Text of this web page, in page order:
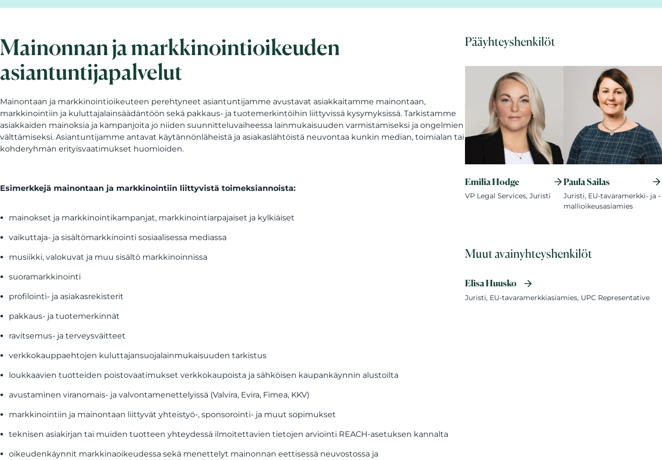
Mainonnan ja markkinointioikeuden
asiantuntijapalvelut
Mainontaan ja markkinointioikeuteen perehtyneet asiantuntijamme avustavat asiakkaitamme mainontaan,
markkinointiin ja kuluttajalainsäädäntöön sekä pakkaus- ja tuotemerkintöihin liittyvissä kysymyksissä. Tarkistamme
asiakkaiden mainoksia ja kampanjoita jo niiden suunnitteluvaiheessa lainmukaisuuden varmistamiseksi ja ongelmien
välttämiseksi. Asiantuntijamme antavat käytännönläheistä ja asiakaslähtöistä neuvontaa kunkin median, toimialan tai
kohderyhmän erityisvaatimukset huomioiden.
Esimerkkejä mainontaan ja markkinointiin liittyvistä toimeksiannoista:
mainokset ja markkinointikampanjat, markkinointiarpajaiset ja kylkiäiset
vaikuttaja- ja sisältömarkkinointi sosiaalisessa mediassa
musiikki, valokuvat ja muu sisältö markkinoinnissa
suoramarkkinointi
profilointi- ja asiakasrekisterit
pakkaus- ja tuotemerkinnät
ravitsemus- ja terveysväitteet
verkkokauppaehtojen kuluttajansuojalainmukaisuuden tarkistus
loukkaavien tuotteiden poistovaatimukset verkkokaupoista ja sähköisen kaupankäynnin alustoilta
avustaminen viranomais- ja valvontamenettelyissä (Valvira, Evira, Fimea, KKV)
markkinointiin ja mainontaan liittyvät yhteistyö-, sponsorointi- ja muut sopimukset
teknisen asiakirjan tai muiden tuotteen yhteydessä ilmoitettavien tietojen arviointi REACH-asetuksen kannalta
oikeudenkäynnit markkinaoikeudessa sekä menettelyt mainonnan eettisessä neuvostossa ja
Pääyhteyshenkilöt
Emilia Hodge
VP Legal Services, Juristi
Paula Sailas
Juristi, EU-tavaramerkki- ja -
mallioikeusasiamies
Muut avainyhteyshenkilöt
Elisa Huusko
Juristi, EU-tavaramerkkiasiamies, UPC Representative